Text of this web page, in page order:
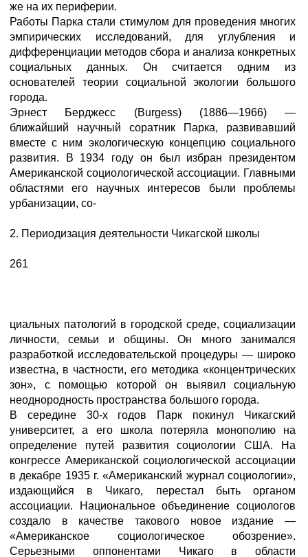
же на их периферии.
Работы Парка стали стимулом для проведения многих
эмпирических исследований, для углубления и
дифференциации методов сбора и анализа конкретных
социальных данных. Он считается одним из
основателей теории социальной экологии большого
города.
Эрнест Берджесс (Burgess) (1886—1966) —
ближайший научный соратник Парка, развивавший
вместе с ним экологическую концепцию социального
развития. В 1934 году он был избран президентом
Американской социологической ассоциации. Главными
областями его научных интересов были проблемы
урбанизации, со-
2. Периодизация деятельности Чикагской школы
261
циальных патологий в городской среде, социализации
личности, семьи и общины. Он много занимался
разработкой исследовательской процедуры — широко
известна, в частности, его методика «концентрических
зон», с помощью которой он выявил социальную
неоднородность пространства большого города.
В середине 30-х годов Парк покинул Чикагский
университет, а его школа потеряла монополию на
определение путей развития социологии США. На
конгрессе Американской социологической ассоциации
в декабре 1935 г. «Американский журнал социологии»,
издающийся в Чикаго, перестал быть органом
ассоциации. Национальное объединение социологов
создало в качестве такового новое издание —
«Американское социологическое обозрение».
Серьезными оппонентами Чикаго в области